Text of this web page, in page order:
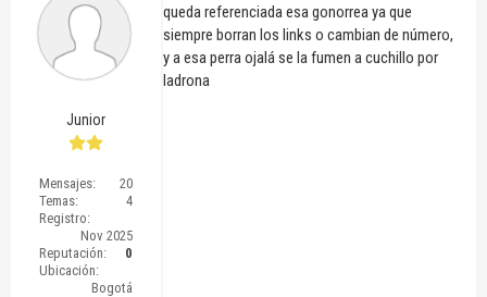
Junior
Mensajes:
20
Temas:
4
Registro:
Nov 2025
Reputación:
0
Ubicación:
Bogotá
queda referenciada esa gonorrea ya que
siempre borran los links o cambian de número,
y a esa perra ojalá se la fumen a cuchillo por
ladrona